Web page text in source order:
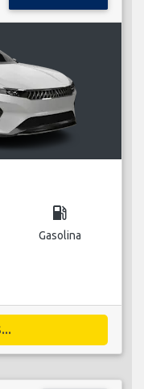
local_gas_station
Gasolina